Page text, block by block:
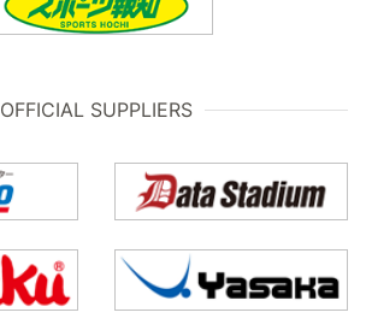
OFFICIAL SUPPLIERS